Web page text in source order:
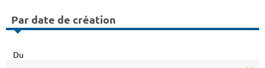
Par date de création
Du